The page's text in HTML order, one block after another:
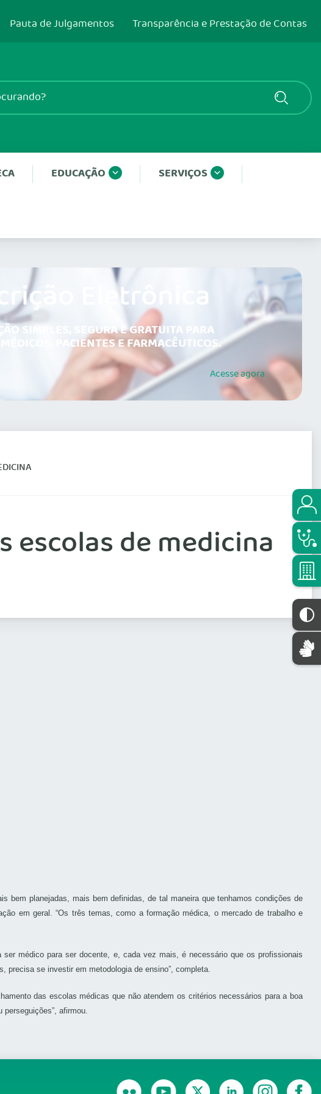
Pauta de Julgamentos Transparência e Prestação de Contas
EDUCAÇÃO SERVIÇOS
Eletrônica
SIMPLES, SEGURA E GRATUITA PARA
PACIENTES E FARMACÊUTICOS.
Acesseagora
escolas de medicina
bem planejadas, mais bem definidas, de tal maneira que tenhamos condições de
em geral. “Os três temas, como a formação médica, o mercado de trabalho e
médico para ser docente, e, cada vez mais, é necessário que os profissionais
precisa se investir em metodologia de ensino”, completa.
das escolas médicas que não atendem os critérios necessários para a boa
afirmou.